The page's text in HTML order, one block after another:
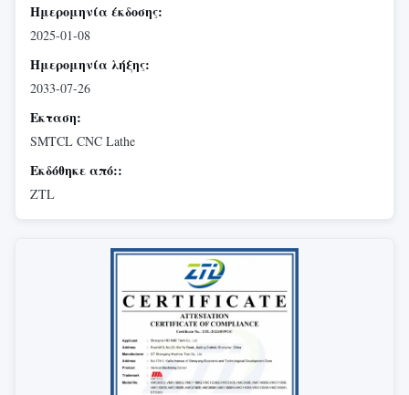
Ημερομηνία έκδοσης:
2025-01-08
Ημερομηνία λήξης:
2033-07-26
Εκταση:
SMTCL CNC Lathe
Εκδόθηκε από::
ZTL